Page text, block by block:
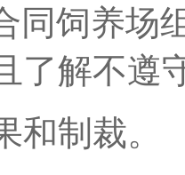
同饲养场
了解不遵
和制裁。